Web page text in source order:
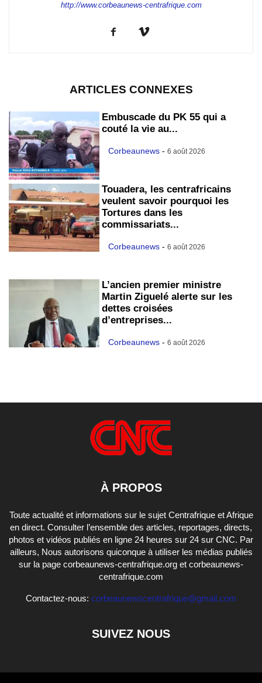
http://www.corbeaunews-centrafrique.com
ARTICLES CONNEXES
Embuscade du PK 55 qui a
couté la vie au...
Corbeaunews - 6 août 2026
Touadera, les centrafricains
veulent savoir pourquoi les
Tortures dans les
commissariats...
Corbeaunews - 6 août 2026
L’ancien premier ministre
Martin Ziguelé alerte sur les
dettes croisées
d’entreprises...
Corbeaunews - 6 août 2026
À PROPOS
Toute actualité et informations sur le sujet Centrafrique et Afrique
en direct. Consulter l’ensemble des articles, reportages, directs,
photos et vidéos publiés en ligne 24 heures sur 24 sur CNC. Par
ailleurs, Nous autorisons quiconque à utiliser les médias publiés
sur la page corbeaunews-centrafrique.org et corbeaunews-
centrafrique.com
Contactez-nous: corbeaunewscentrafrique@gmail.com
SUIVEZ NOUS